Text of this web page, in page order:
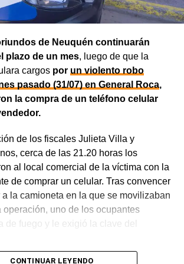
A esa información se agregó un
para la explotación de un local
y emprendimientos. Sin
no permitió determinar con
dinero generaban esas actividades
al progenitor.
examinó una certificación contable que
un período determinado y consignó
con una de las empresas. El fallo
no reflejaban necesariamente la
ya que existían otras
acreditadas en la causa.
meses. La sentencia tomó esos
de Neuquén continuarán
plazo de un mes, luego de que la
cargos por un violento robo
pasado (31/07) en General Roca,
la compra de un teléfono celular
de los fiscales Julieta Villa y
cerca de las 21.20 horas los
al local comercial de la víctima con la
de comprar un celular. Tras convencer
la camioneta en la que se movilizaban
operación, uno de los ocupantes
de fuego y le exigió la clave del
CONTINUAR LEYENDO